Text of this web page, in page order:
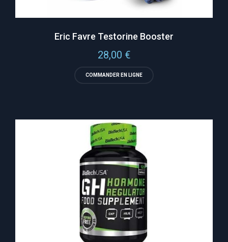
Eric Favre Testorine Booster
28,00 €
COMMANDER EN LIGNE